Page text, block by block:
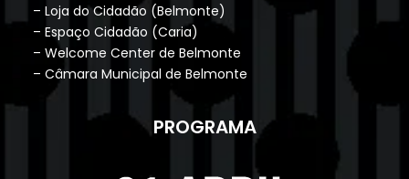
– Loja do Cidadão (Belmonte)
– Espaço Cidadão (Caria)
– Welcome Center de Belmonte
– Câmara Municipal de Belmonte
PROGRAMA